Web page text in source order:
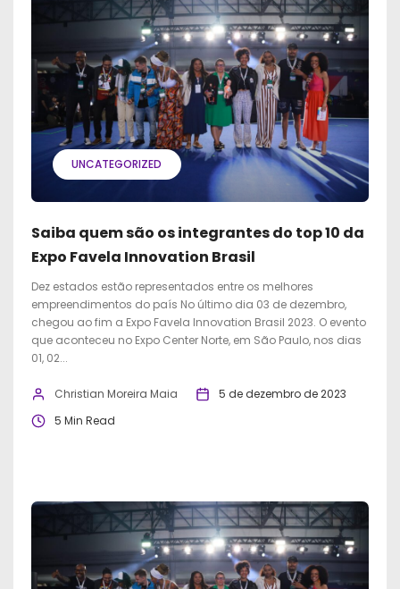
UNCATEGORIZED
Saiba quem são os integrantes do top 10 da
Expo Favela Innovation Brasil
Dez estados estão representados entre os melhores
empreendimentos do país No último dia 03 de dezembro,
chegou ao fim a Expo Favela Innovation Brasil 2023. O evento
que aconteceu no Expo Center Norte, em São Paulo, nos dias
01, 02...
Christian Moreira Maia
5 de dezembro de 2023
5 Min Read